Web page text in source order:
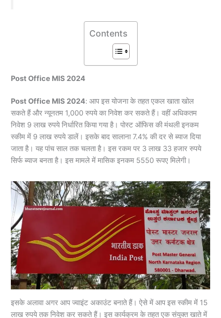
Contents
Post Office MIS 2024
Post Office MIS 2024: आप इस योजना के तहत एकल खाता खोल
सकते हैं और न्यूनतम 1,000 रुपये का निवेश कर सकते हैं। वहीं अधिकतम
निवेश 9 लाख रुपये निर्धारित किया गया है। पोस्ट ऑफिस की मंथली इनकम
स्कीम में 9 लाख रुपये डालें। इसके बाद सालाना 7.4% की दर से ब्याज दिया
जाता है। यह पांच साल तक चलता है। इस रकम पर 3 लाख 33 हजार रुपये
सिर्फ ब्याज बनता है। इस मामले में मासिक इनकम 5550 रूपए मिलेगी।
इसके अलावा अगर आप ज्वाइंट अकाउंट बनाते हैं। ऐसे में आप इस स्कीम में 15
लाख रुपये तक निवेश कर सकते हैं। इस कार्यक्रम के तहत एक संयुक्त खाते में